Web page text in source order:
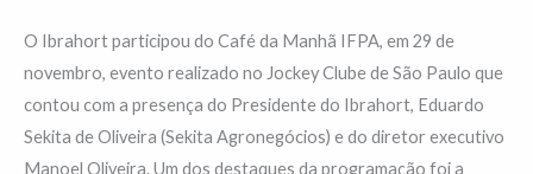
O Ibrahort participou do Café da Manhã IFPA, em 29 de
novembro, evento realizado no Jockey Clube de São Paulo que
contou com a presença do Presidente do Ibrahort, Eduardo
Sekita de Oliveira (Sekita Agronegócios) e do diretor executivo
Manoel Oliveira. Um dos destaques da programação foi a